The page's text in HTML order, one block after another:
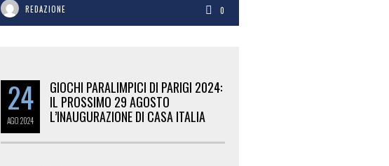
REDAZIONE 0
24
AGO2024
GIOCHI PARALIMPICI DI PARIGI 2024:
IL PROSSIMO 29 AGOSTO
L’INAUGURAZIONE DI CASA ITALIA